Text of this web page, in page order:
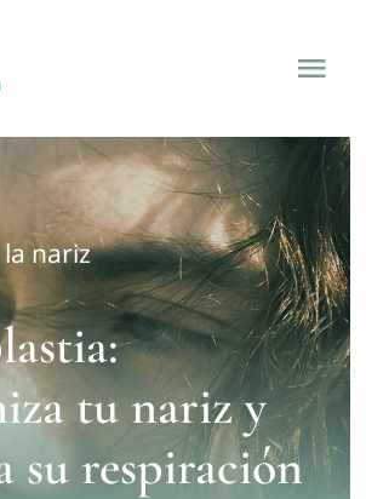
tu voz?
nariz
tu nariz y
su respiración